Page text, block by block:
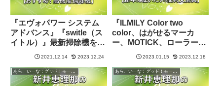
『エヴォパワー システム
アドバンス』『switle（ス
イトル）』最新掃除機を紹
介【あらいーな：グッド！
2021.12.14 2023.12.24
『ILMILY Color two
color、はがせるマーカ
ー、MOTICK、ローラーケ
シポン箱用オープナー』便
な：グッド！モーニング】
2023.01.15 2023.12.18
あら、いーな：グッド！モーニング あら、いーな：グッド！モーニング